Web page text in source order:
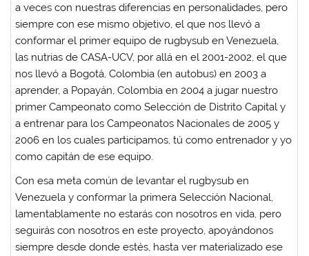
a veces con nuestras diferencias en personalidades, pero
siempre con ese mismo objetivo, el que nos llevó a
conformar el primer equipo de rugbysub en Venezuela,
las nutrias de CASA-UCV, por allá en el 2001-2002, el que
nos llevó a Bogotá, Colombia (en autobus) en 2003 a
aprender, a Popayán, Colombia en 2004 a jugar nuestro
primer Campeonato como Selección de Distrito Capital y
a entrenar para los Campeonatos Nacionales de 2005 y
2006 en los cuales participamos, tú como entrenador y yo
como capitán de ese equipo.
Con esa meta común de levantar el rugbysub en
Venezuela y conformar la primera Selección Nacional,
lamentablamente no estarás con nosotros en vida, pero
seguirás con nosotros en este proyecto, apoyándonos
siempre desde donde estés, hasta ver materializado ese